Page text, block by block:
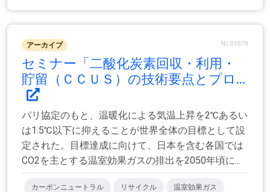
アーカイブ No.85878
セミナー「二酸化炭素回収・利用・
貯留（ＣＣＵＳ）の技術要点とプロ...
パリ協定のもと、温暖化による気温上昇を2℃あるい
は1.5℃以下に抑えることが世界全体の目標として設
定された。目標達成に向けて、日本を含む各国では
CO2を主とする温室効果ガスの排出を2050年頃に...
カーボンニュートラル リサイクル 温室効果ガス